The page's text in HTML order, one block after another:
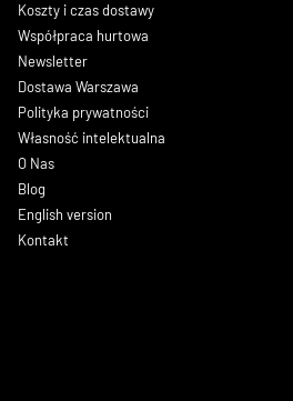
Koszty i czas dostawy
Współpraca hurtowa
Newsletter
Dostawa Warszawa
Polityka prywatności
Własność intelektualna
O Nas
Blog
English version
Kontakt